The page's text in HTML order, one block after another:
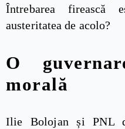
Întrebarea
austeritatea de acolo?
O
morală
Ilie Bolojan și PNL